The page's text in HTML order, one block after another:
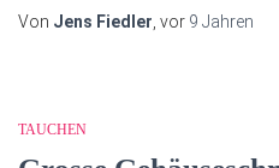
Von Jens Fiedler, vor 9 Jahren
TAUCHEN